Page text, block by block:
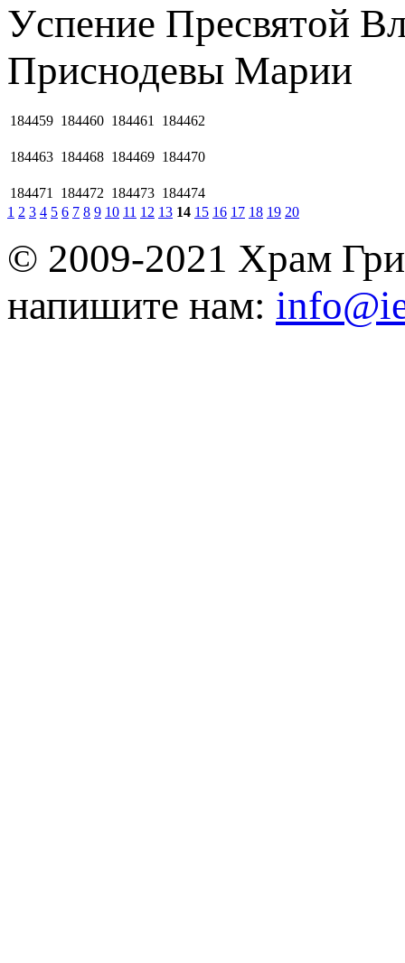
Уcпeниe Пpecвятoй
Приснодевы Марии
184459 184460 184461 184462
184463 184468 184469 184470
184471 184472 184473 184474
1 2 3 4 5 6 7 8 9 10 11 12 13 14 15 16 17 18 19 20
© 2009-2021 Храм
напишите нам: